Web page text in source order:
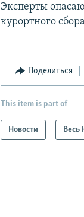
Эксперты
курортного
Поделиться
This item is part of
Новости Весь